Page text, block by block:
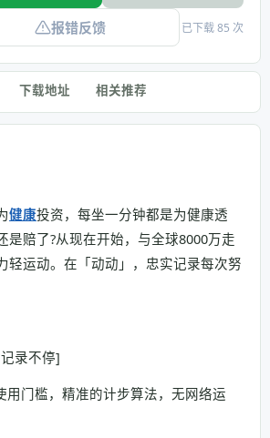
报错反馈 已下载 85 次
下载地址 相关推荐
健康投资，每坐一分钟都是为健康透
是赔了?从现在开始，与全球8000万走
轻运动。在「动动」，忠实记录每次努
录不停]
用门槛，精准的计步算法，无网络运